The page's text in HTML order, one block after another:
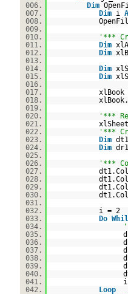
006.
Dim
007.
Dim i
008.
009.
010.
'***
011.
Dim
012.
Dim
013.
014.
Dim
015.
Dim
016.
017.
xlBook
018.
019.
020.
'***
021.
022.
'***
023.
Dim dt1
024.
Dim dr1
025.
026.
'***
027.
028.
029.
030.
031.
032.
i = 2
033.
Do
034.
035.
036.
037.
038.
039.
040.
041.
i
042.
Loop